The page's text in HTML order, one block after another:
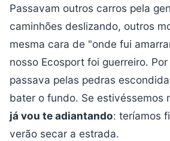
Passavam outros carros pela
caminhões deslizando, outros
mesma cara de "onde fui
nosso Ecosport foi guerreiro.
passava pelas pedras
bater o fundo. Se estivéssemos
já vou te adiantando: teríamos
verão secar a estrada.